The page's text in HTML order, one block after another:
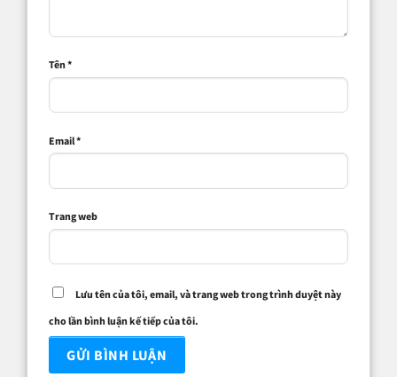
Tên*
Email*
Trang web
Lưu tên của tôi, email, và trang web trong trình duyệt này
cho lần bình luận kế tiếp của tôi.